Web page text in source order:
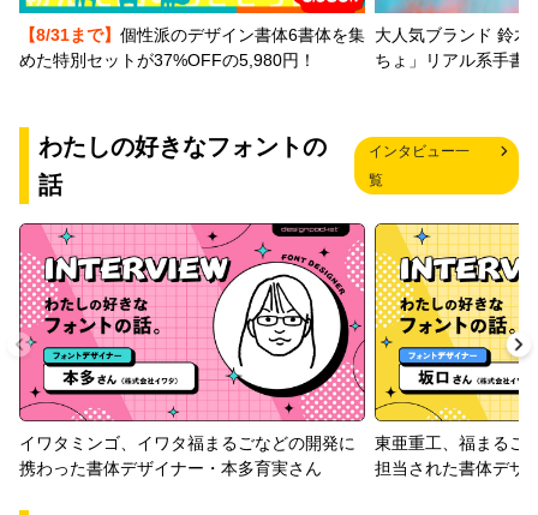
【8/31まで】 個性派のデザイン書体6書体を集
めた特別セットが37%OFFの5,980円！
大人気ブランド 鈴木
ちょ」リアル系手書
わたしの好きなフォントの
話
インタビュー一
覧
イワタミンゴ、イワタ福まるごなどの開発に
携わった書体デザイナー・本多育実さん
東亜重工、福まるご
担当された書体デザ